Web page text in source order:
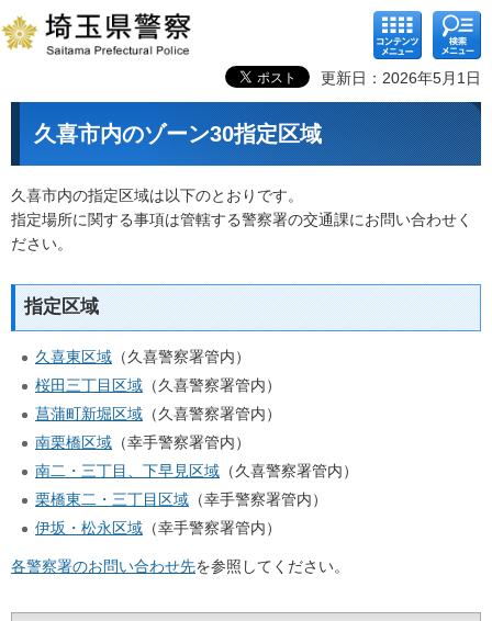
コンテ
ンツメ
ニュー
検索メ
ニュー
更新日：2026年5月1日
久喜市内のゾーン30指定区域
久喜市内の指定区域は以下のとおりです。
指定場所に関する事項は管轄する警察署の交通課にお問い合わせく
ださい。
指定区域
久喜東区域 （久喜警察署管内）
桜田三丁目区域 （久喜警察署管内）
菖蒲町新堀区域 （久喜警察署管内）
南栗橋区域 （幸手警察署管内）
南二・三丁目、下早見区域 （久喜警察署管内）
栗橋東二・三丁目区域 （幸手警察署管内）
伊坂・松永区域 （幸手警察署管内）
各警察署のお問い合わせ先を参照してください。